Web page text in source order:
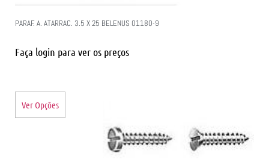
PARAF. A. ATARRAC. 3.5 X 25 BELENUS 01180-9
Faça login para ver os preços
Ver Opções